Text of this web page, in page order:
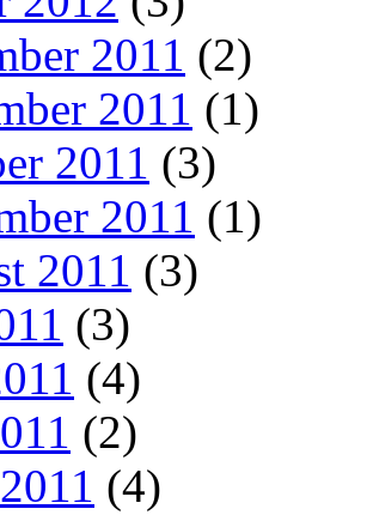
2011 (2)
2011 (1)
2011 (3)
2011 (1)
2011 (3)
(3)
(4)
(2)
(4)